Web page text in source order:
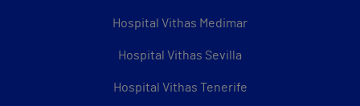
Hospital Vithas Medimar
Hospital Vithas Sevilla
Hospital Vithas Tenerife